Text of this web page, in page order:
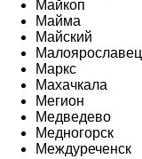
Майкоп
Майма
Майский
Малоярославец
Маркс
Махачкала
Мегион
Медведево
Медногорск
Междуреченск